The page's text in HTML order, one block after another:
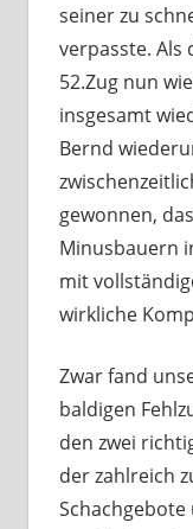
seiner zu
verpasste. Als
52.Zug nun
insgesamt
Bernd
gewonnen,
Minusbauern
mit
wirkliche
Zwar fand
baldigen
den zwei
der zahlreich